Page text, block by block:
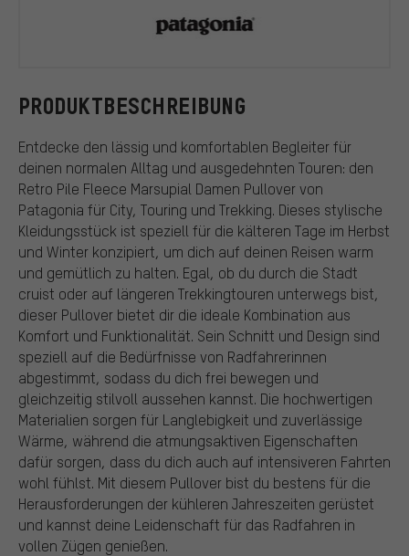
PRODUKTBESCHREIBUNG
Entdecke den lässig und komfortablen Begleiter für
deinen normalen Alltag und ausgedehnten Touren: den
Retro Pile Fleece Marsupial Damen Pullover von
Patagonia für City, Touring und Trekking. Dieses stylische
Kleidungsstück ist speziell für die kälteren Tage im Herbst
und Winter konzipiert, um dich auf deinen Reisen warm
und gemütlich zu halten. Egal, ob du durch die Stadt
cruist oder auf längeren Trekkingtouren unterwegs bist,
dieser Pullover bietet dir die ideale Kombination aus
Komfort und Funktionalität. Sein Schnitt und Design sind
speziell auf die Bedürfnisse von Radfahrerinnen
abgestimmt, sodass du dich frei bewegen und
gleichzeitig stilvoll aussehen kannst. Die hochwertigen
Materialien sorgen für Langlebigkeit und zuverlässige
Wärme, während die atmungsaktiven Eigenschaften
dafür sorgen, dass du dich auch auf intensiveren Fahrten
wohl fühlst. Mit diesem Pullover bist du bestens für die
Herausforderungen der kühleren Jahreszeiten gerüstet
und kannst deine Leidenschaft für das Radfahren in
vollen Zügen genießen.